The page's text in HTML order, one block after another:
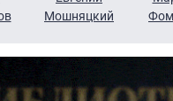
Мошняцкий